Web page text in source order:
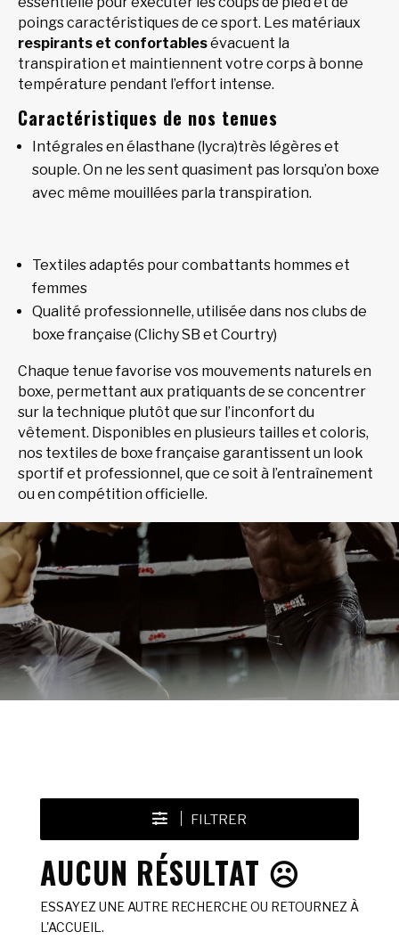
poings caractéristiques de ce sport. Les matériaux
respirants et confortablesévacuent la
transpiration et maintiennent votre corps à bonne
température pendant l’effort intense.
Caractéristiques de nos tenues
Intégrales en élasthane (lycra)très légères et
souple. On ne les sent quasiment pas lorsqu’on boxe
avec même mouillées parla transpiration.
Textiles adaptés pour combattants hommes et
femmes
Qualité professionnelle, utilisée dans nos clubs de
boxe française (Clichy SB et Courtry)
Chaque tenue favorise vos mouvements naturels en
boxe, permettant aux pratiquants de se concentrer
sur la technique plutôt que sur l’inconfort du
vêtement. Disponibles en plusieurs tailles et coloris,
nos textiles de boxe française garantissent un look
sportif et professionnel, que ce soit à l’entraînement
ou en compétition officielle.
FILTRER
AUCUN RÉSULTAT ☹️
ESSAYEZ UNE AUTRE RECHERCHE OU RETOURNEZ À
L'ACCUEIL.